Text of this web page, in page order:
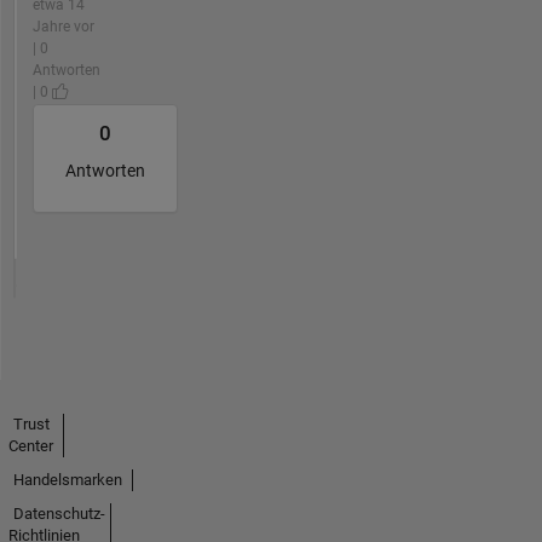
etwa 14
Jahre vor
| 0
Antworten
| 0
0
Antworten
Trust
Center
Handelsmarken
Datenschutz-
Richtlinien